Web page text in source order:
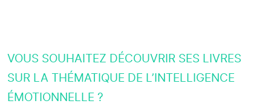
VOUS SOUHAITEZ DÉCOUVRIR SES LIVRES
SUR LA THÉMATIQUE DE L’INTELLIGENCE
ÉMOTIONNELLE ?